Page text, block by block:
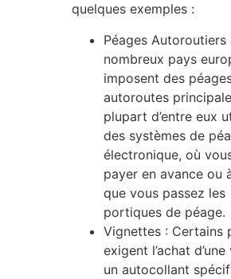
quelques exemples :
Péages Autoroutiers
nombreux pays
imposent des
autoroutes
plupart d’entre eux
des systèmes de
électronique, où
payer en avance ou
que vous passez les
portiques de péage.
Vignettes : Certains
exigent l’achat
un autocollant